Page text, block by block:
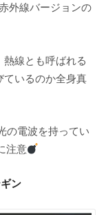
外線バージョンの
線とも呼ばれる
ているのか全身真
の電波を持ってい
注意
ン